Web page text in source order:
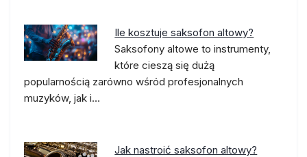
Ile kosztuje saksofon altowy?
Saksofony altowe to instrumenty,
które cieszą się dużą
popularnością zarówno wśród profesjonalnych
muzyków, jak i…
Jak nastroić saksofon altowy?